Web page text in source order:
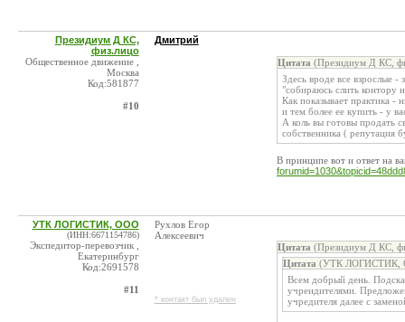
Президиум Д КС,
физ.лицо
Общественное движение ,
Москва
Код:581877
#10
Дмитрий
Цитата (Президиум Д КС,
Здесь вроде все взрослые -
"собираюсь слить контору
Как показывает практика -
и тем более ее купить - у
А коль вы готовы продать
собственника ( репутация
В принципе вот и ответ на
УТК ЛОГИСТИК, ООО
(ИНН:6671154786)
Экспедитор-перевозчик ,
Екатеринбург
Код:2691578
#11
Рухлов Егор
Алексеевич
* контакт был удален
Цитата (Президиум Д КС,
Цитата (УТК ЛОГИСТИК,
Всем добрый день.
учреидителями.
учредителя далее с